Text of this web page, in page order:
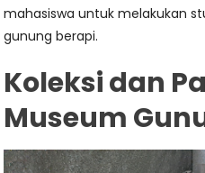
mahasiswa untuk melakukan
gunung berapi.
Koleksi dan
Museum